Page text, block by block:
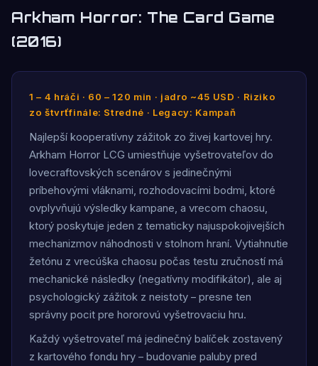
Arkham Horror: The Card Game
(2016)
1 – 4 hráči · 60 – 120 min · jadro ~45 USD · Riziko
zo štvrťfinále: Stredné · Legacy: Kampaň
Najlepší kooperatívny zážitok zo živej kartovej hry.
Arkham Horror LCG umiestňuje vyšetrovateľov do
lovecraftovských scenárov s jedinečnými
príbehovými vláknami, rozhodovacími bodmi, ktoré
ovplyvňujú výsledky kampane, a vrecom chaosu,
ktorý poskytuje jeden z tematicky najuspokojivejších
mechanizmov náhodnosti v stolnom hraní. Vytiahnutie
žetónu z vrecúška chaosu počas testu zručností má
mechanické následky (negatívny modifikátor), ale aj
psychologický zážitok z neistoty – presne ten
správny pocit pre hororovú vyšetrovaciu hru.
Každý vyšetrovateľ má jedinečný balíček zostavený
z kartového fondu hry – budovanie paluby pred